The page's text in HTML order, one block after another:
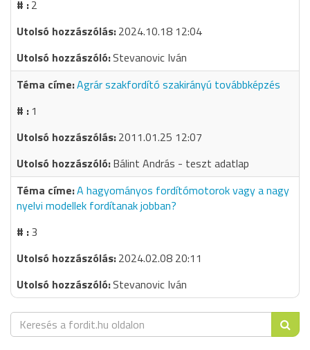
2
2024.10.18 12:04
Stevanovic Iván
Agrár szakfordító szakirányú továbbképzés
1
2011.01.25 12:07
Bálint András - teszt adatlap
A hagyományos fordítómotorok vagy a nagy
nyelvi modellek fordítanak jobban?
3
2024.02.08 20:11
Stevanovic Iván